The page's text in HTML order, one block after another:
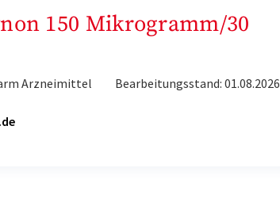
150 Mikrogramm/30
Arzneimittel
Bearbeitungsstand: 01.08.2026